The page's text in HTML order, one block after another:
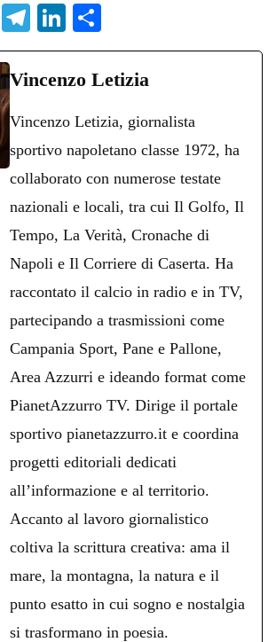
W
Te
le
gr
m
Li
nk
ed
on
di
di
Vincenzo Letizia
Vincenzo Letizia, giornalista
sportivo napoletano classe 1972, ha
collaborato con numerose testate
nazionali e locali, tra cui Il Golfo, Il
Tempo, La Verità, Cronache di
Napoli e Il Corriere di Caserta. Ha
raccontato il calcio in radio e in TV,
partecipando a trasmissioni come
Campania Sport, Pane e Pallone,
Area Azzurri e ideando format come
PianetAzzurro TV. Dirige il portale
sportivo pianetazzurro.it e coordina
progetti editoriali dedicati
all’informazione e al territorio.
Accanto al lavoro giornalistico
coltiva la scrittura creativa: ama il
mare, la montagna, la natura e il
punto esatto in cui sogno e nostalgia
si trasformano in poesia.